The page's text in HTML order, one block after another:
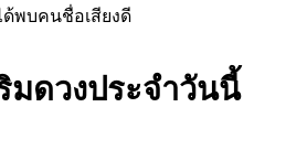
ด้พบคนชื่อเสียงดี
มดวงประจำวันนี้